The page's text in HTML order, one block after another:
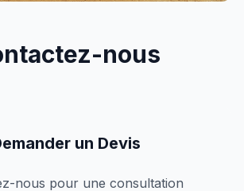
nous
un Devis
nous pour une consultation